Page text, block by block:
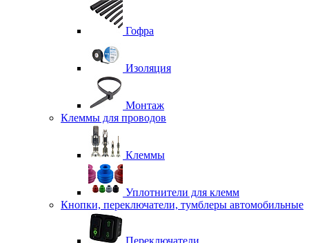
Гофра
Изоляция
Монтаж
Клеммы для проводов
Клеммы
Уплотнители для клемм
Кнопки, переключатели, тумблеры автомобильные
Переключатели